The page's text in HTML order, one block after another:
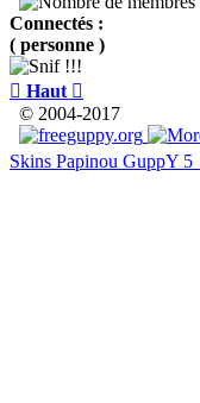
Connectés :
( personne )
 Haut 
© 2004-2017
Skins Papinou GuppY 5